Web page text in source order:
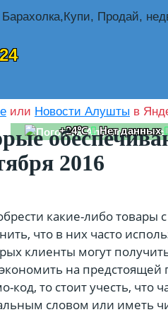
+24℃ Нет данных
или Новости Алушты в
2016
какие-либо
что в них часто
клиенты могут
на предстоящей
то стоит учесть, что
словом или иметь